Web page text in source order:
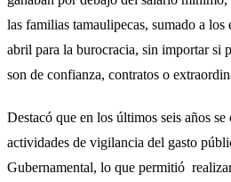
las familias tamaulipecas, sumado a los
abril para la burocracia, sin importar si
son de confianza, contratos o
Destacó que en los últimos seis años se
actividades de vigilancia del gasto
Gubernamental, lo que permitió